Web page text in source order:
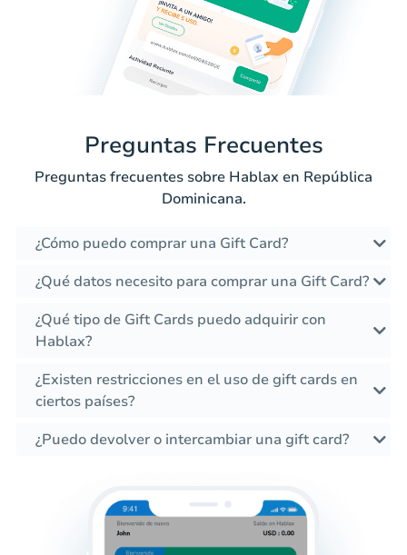
Preguntas Frecuentes
Preguntas frecuentes sobre Hablax en República
Dominicana.
¿Cómo puedo comprar una Gift Card?
¿Qué datos necesito para comprar una Gift Card?
¿Qué tipo de Gift Cards puedo adquirir con
Hablax?
¿Existen restricciones en el uso de gift cards en
ciertos países?
¿Puedo devolver o intercambiar una gift card?